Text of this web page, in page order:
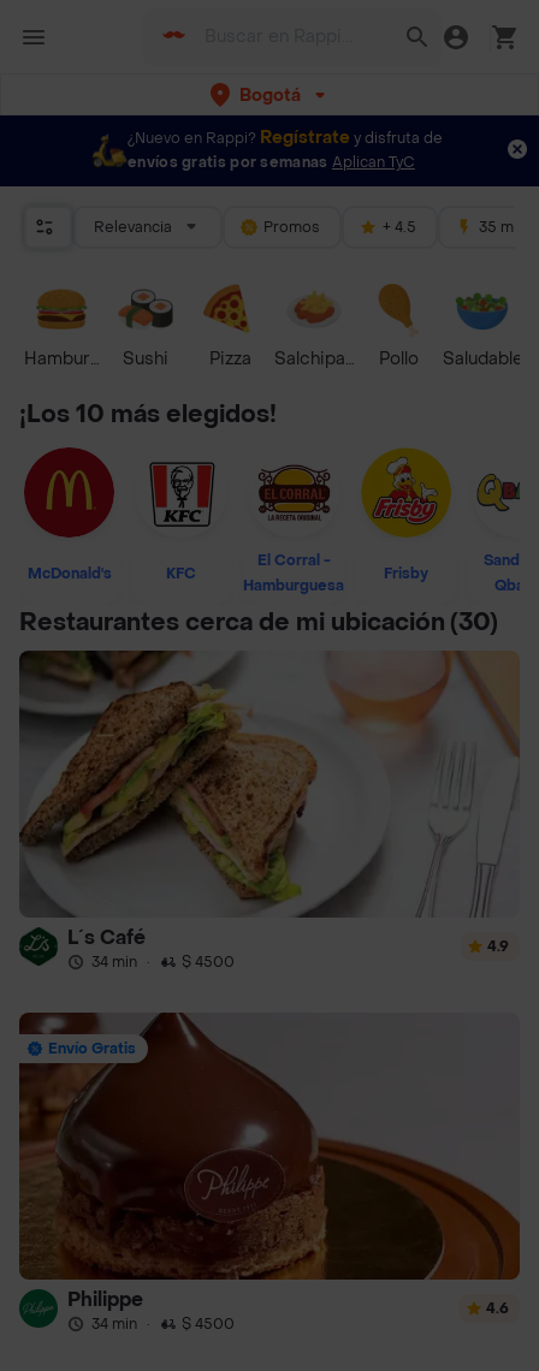
Bogotá
¿Nuevo en Rappi? Regístrate y disfruta de
envíos gratis por semanas Aplican TyC
Relevancia Promos + 4.5 35 mins
HamburguesaSushi Pizza Salchipapas Pollo Saludable
¡Los 10 más elegidos!
McDonald's KFC
El Corral -
Hamburguesa
Frisby
Restaurantes cerca de mi ubicación (30)
L´s Café
34 min · $ 4500
4.9
Envío Gratis
Philippe
34 min · $ 4500
4.6